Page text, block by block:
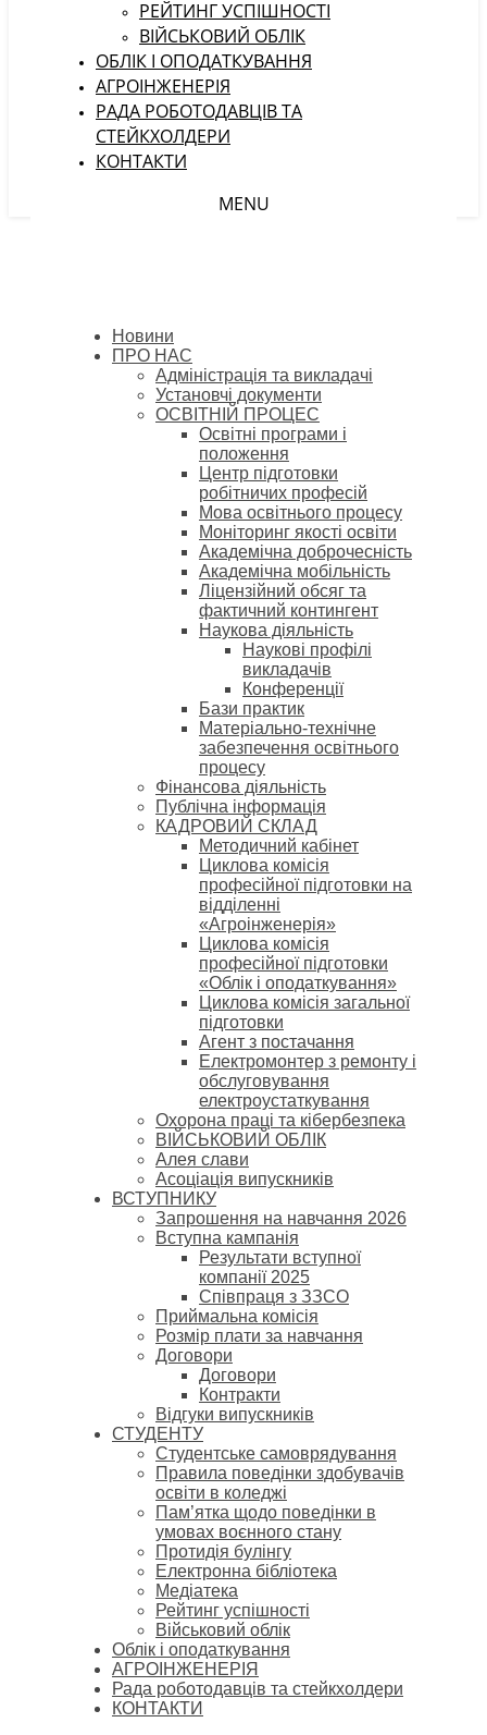
РЕЙТИНГ УСПІШНОСТІ
ВІЙСЬКОВИЙ ОБЛІК
ОБЛІК І ОПОДАТКУВАННЯ
АГРОІНЖЕНЕРІЯ
РАДА РОБОТОДАВЦІВ ТА
СТЕЙКХОЛДЕРИ
КОНТАКТИ
MENU
Новини
ПРО НАС
Адміністрація та викладачі
Установчі документи
ОСВІТНІЙ ПРОЦЕС
Освітні програми і
положення
Центр підготовки
робітничих професій
Мова освітнього процесу
Моніторинг якості освіти
Академічна доброчесність
Академічна мобільність
Ліцензійний обсяг та
фактичний контингент
Наукова діяльність
Наукові профілі
викладачів
Конференції
Бази практик
Матеріально-технічне
забезпечення освітнього
процесу
Фінансова діяльність
Публічна інформація
КАДРОВИЙ СКЛАД
Методичний кабінет
Циклова комісія
професійної підготовки на
відділенні
«Агроінженерія»
Циклова комісія
професійної підготовки
«Облік і оподаткування»
Циклова комісія загальної
підготовки
Агент з постачання
Електромонтер з ремонту і
обслуговування
електроустаткування
Охорона праці та кібербезпека
ВІЙСЬКОВИЙ ОБЛІК
Алея слави
Асоціація випускників
ВСТУПНИКУ
Запрошення на навчання 2026
Вступна кампанія
Результати вступної
компанії 2025
Співпраця з ЗЗСО
Приймальна комісія
Розмір плати за навчання
Договори
Договори
Контракти
Відгуки випускників
СТУДЕНТУ
Cтудентське самоврядування
Правила поведінки здобувачів
освіти в коледжі
Пам’ятка щодо поведінки в
умовах воєнного стану
Протидія булінгу
Електронна бібліотека
Медіатека
Рейтинг успішності
Військовий облік
Облік і оподаткування
АГРОІНЖЕНЕРІЯ
Рада роботодавців та стейкхолдери
КОНТАКТИ